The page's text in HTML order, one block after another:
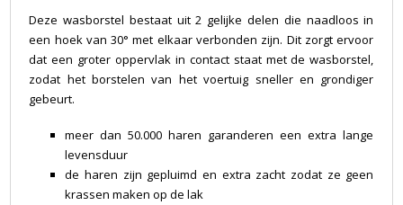
Deze wasborstel bestaat uit 2 gelijke delen die naadloos in
een hoek van 30° met elkaar verbonden zijn. Dit zorgt ervoor
dat een groter oppervlak in contact staat met de wasborstel,
zodat het borstelen van het voertuig sneller en grondiger
gebeurt.
meer dan 50.000 haren garanderen een extra lange
levensduur
de haren zijn gepluimd en extra zacht zodat ze geen
krassen maken op de lak